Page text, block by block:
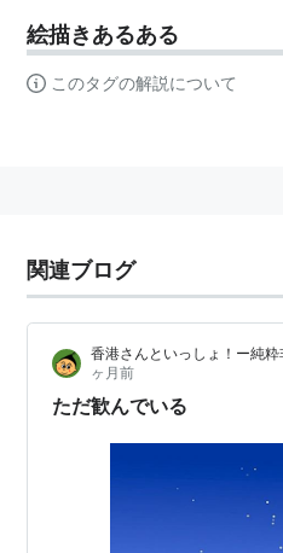
絵描きあるある
このタグの解説について
関連ブログ
香港さんといっしょ！ー純
ヶ月前
ただ歓んでいる